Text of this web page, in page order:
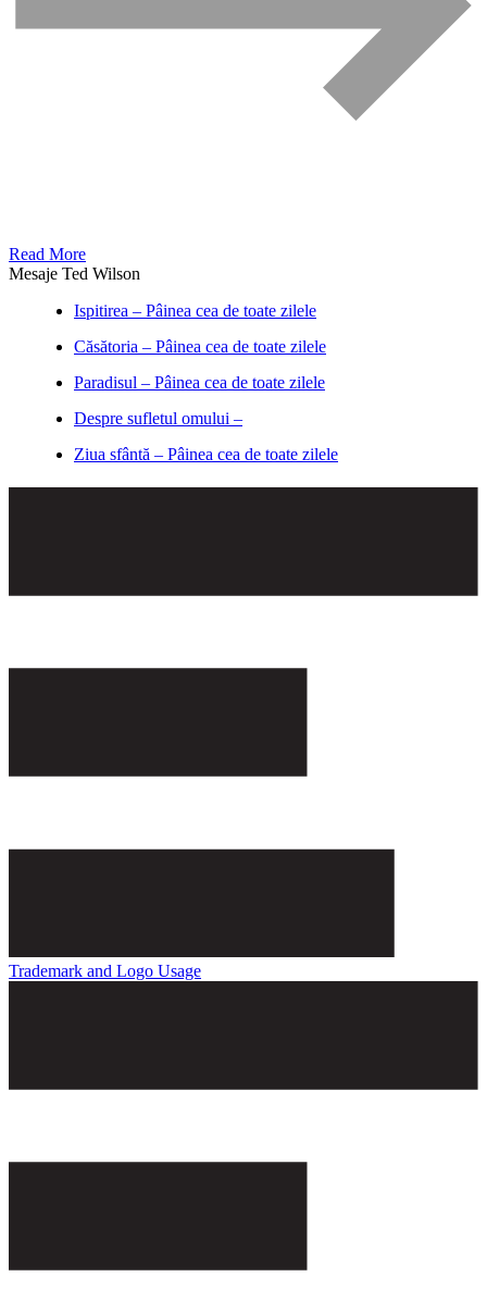
Read More
Mesaje Ted Wilson
Ispitirea – Pâinea cea de toate zilele
Căsătoria – Pâinea cea de toate zilele
Paradisul – Pâinea cea de toate zilele
Despre sufletul omului –
Ziua sfântă – Pâinea cea de toate zilele
Trademark and Logo Usage